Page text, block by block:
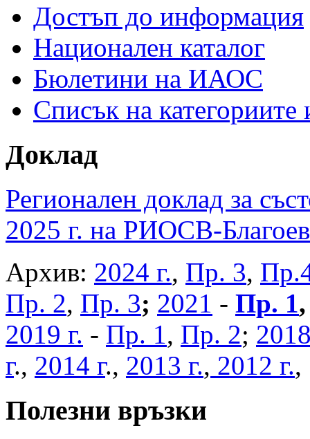
Достъп до информация
Национален каталог
Бюлетини на ИАОС
Списък на
Доклад
Регионален доклад за
2025 г. на РИОСВ-
Архив: 2024 г., Пр. 3,
Пр. 2, Пр. 3; 2021 - Пр. 1
2019 г. - Пр. 1, Пр. 2;
г., 2014 г., 2013 г., 2012 г.
Полезни връзки